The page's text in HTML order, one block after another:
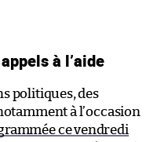
à l’aide
politiques, des
à l’occasion
ce vendredi